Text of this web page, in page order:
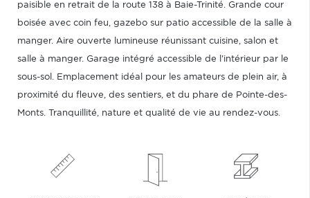
paisible en retrait de la route 138 à Baie-Trinité. Grande cour
boisée avec coin feu, gazebo sur patio accessible de la salle à
manger. Aire ouverte lumineuse réunissant cuisine, salon et
salle à manger. Garage intégré accessible de l'intérieur par le
sous-sol. Emplacement idéal pour les amateurs de plein air, à
proximité du fleuve, des sentiers, et du phare de Pointe-des-
Monts. Tranquillité, nature et qualité de vie au rendez-vous.